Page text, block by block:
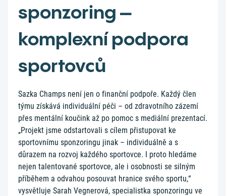
sponzoring –
komplexní podpora
sportovců
Sazka Champs není jen o finanční podpoře. Každý člen
týmu získává individuální péči – od zdravotního zázemí
přes mentální koučink až po pomoc s mediální prezentací.
„Projekt jsme odstartovali s cílem přistupovat ke
sportovnímu sponzoringu jinak – individuálně a s
důrazem na rozvoj každého sportovce. I proto hledáme
nejen talentované sportovce, ale i osobnosti se silným
příběhem a odvahou posouvat hranice svého sportu,“
vysvětluje Sarah Vegnerová, specialistka sponzoringu ve